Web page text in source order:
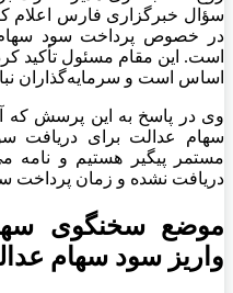
سؤال خبرگزاری فارس اعلام
در خصوص پرداخت سود سهام
است. این مقام مسئول تأکید
اساس است و سرمایه‌گذاران
وی در پاسخ به این پرسش که
سهام عدالت برای دریافت
مستمر پیگیر هستیم و نامه
دریافت نشده و زمان
موضع سخنگوی
واریز سود سهام